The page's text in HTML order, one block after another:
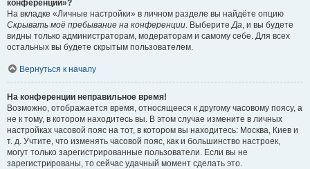
конференции»?
На вкладке «Личные настройки» в личном разделе вы найдёте опцию
Скрывать моё пребывание на конференции. ВыберитеДа, и вы будете
видны только администраторам, модераторам и самому себе. Для всех
остальных вы будете скрытым пользователем.
Вернуться к началу
На конференции неправильное время!
Возможно, отображается время, относящееся к другому часовому поясу, а
не к тому, в котором находитесь вы. В этом случае измените в личных
настройках часовой пояс на тот, в котором вы находитесь: Москва, Киев и
т. д. Учтите, что изменять часовой пояс, как и большинство настроек,
могут только зарегистрированные пользователи. Если вы не
зарегистрированы, то сейчас удачный момент сделать это.